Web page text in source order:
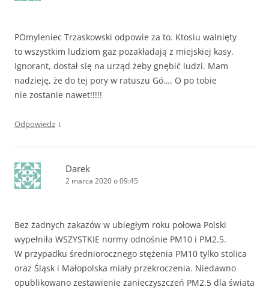
POmyleniec Trzaskowski odpowie za to. Ktosiu walnięty
to wszystkim ludziom gaz pozakładają z miejskiej kasy.
Ignorant, dostał się na urząd żeby gnębić ludzi. Mam
nadzieję, że do tej pory w ratuszu Gó…. O po tobie
nie zostanie nawet!!!!!
Odpowiedz ↓
Darek
2 marca 2020 o 09:45
Bez żadnych zakazów w ubiegłym roku połowa Polski
wypełniła WSZYSTKIE normy odnośnie PM10 i PM2.5.
W przypadku średniorocznego stężenia PM10 tylko stolica
oraz Śląsk i Małopolska miały przekroczenia. Niedawno
opublikowano zestawienie zanieczyszczeń PM2.5 dla świata